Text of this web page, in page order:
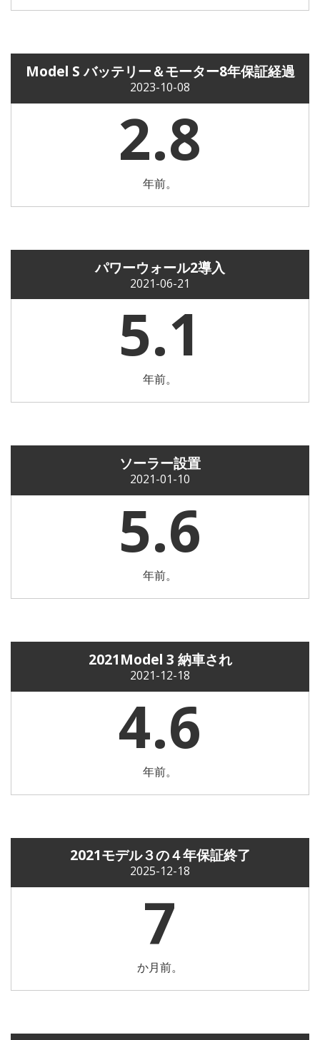
Model S バッテリー＆モーター8年保証経過
2023-10-08
2.8
年前。
パワーウォール2導入
2021-06-21
5.1
年前。
ソーラー設置
2021-01-10
5.6
年前。
2021Model 3 納車され
2021-12-18
4.6
年前。
2021モデル３の４年保証終了
2025-12-18
7
か月前。